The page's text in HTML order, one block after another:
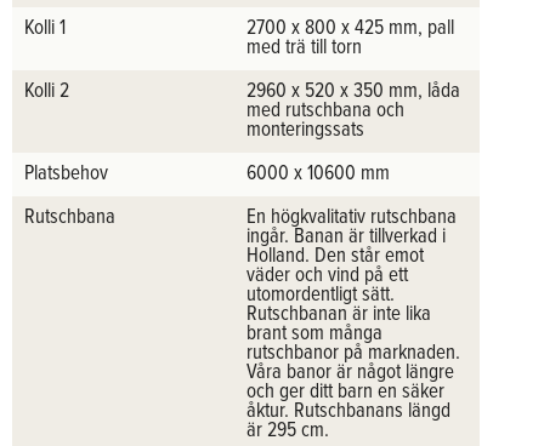
Kolli 1
2700 x 800 x 425 mm, pall
med trä till torn
Kolli 2
2960 x 520 x 350 mm, låda
med rutschbana och
monteringssats
Platsbehov
6000 x 10600 mm
Rutschbana
En högkvalitativ rutschbana
ingår. Banan är tillverkad i
Holland. Den står emot
väder och vind på ett
utomordentligt sätt.
Rutschbanan är inte lika
brant som många
rutschbanor på marknaden.
Våra banor är något längre
och ger ditt barn en säker
åktur. Rutschbanans längd
är 295 cm.